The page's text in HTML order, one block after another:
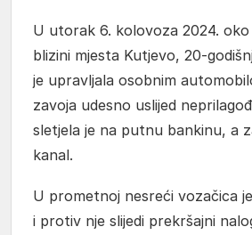
U utorak 6. kolovoza 2024. oko
blizini mjesta Kutjevo, 20-
je upravljala osobnim
zavoja udesno uslijed
sletjela je na putnu bankinu, a
kanal.
U prometnoj nesreći vozačica
i protiv nje slijedi prekršajni